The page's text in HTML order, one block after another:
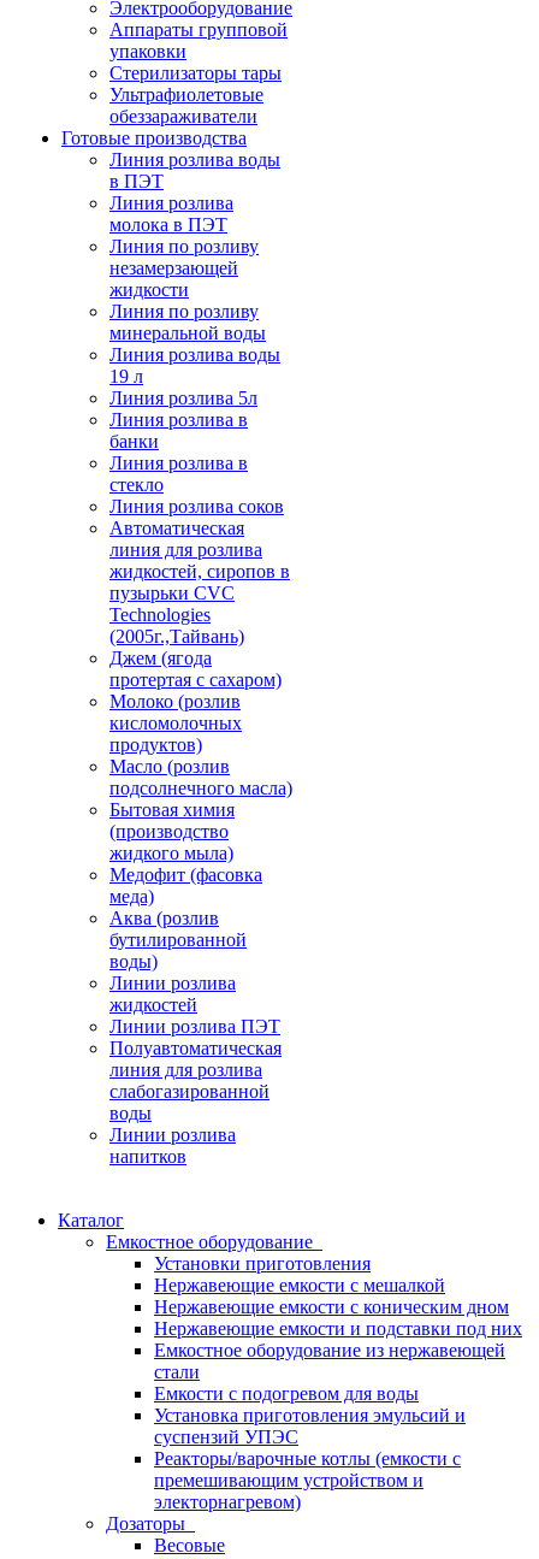
Электрооборудование
Аппараты групповой
упаковки
Стерилизаторы тары
Ультрафиолетовые
обеззараживатели
Готовые производства
Линия розлива воды
в ПЭТ
Линия розлива
молока в ПЭТ
Линия по розливу
незамерзающей
жидкости
Линия по розливу
минеральной воды
Линия розлива воды
19 л
Линия розлива 5л
Линия розлива в
банки
Линия розлива в
стекло
Линия розлива соков
Автоматическая
линия для розлива
жидкостей, сиропов в
пузырьки CVC
Technologies
(2005г.,Тайвань)
Джем (ягода
протертая с сахаром)
Молоко (розлив
кисломолочных
продуктов)
Масло (розлив
подсолнечного масла)
Бытовая химия
(производство
жидкого мыла)
Медофит (фасовка
меда)
Аква (розлив
бутилированной
воды)
Линии розлива
жидкостей
Линии розлива ПЭТ
Полуавтоматическая
линия для розлива
слабогазированной
воды
Линии розлива
напитков
Каталог
Емкостное оборудование
Установки приготовления
Нержавеющие емкости с мешалкой
Нержавеющие емкости с коническим дном
Нержавеющие емкости и подставки под них
Емкостное оборудование из нержавеющей
стали
Емкости с подогревом для воды
Установка приготовления эмульсий и
суспензий УПЭС
Реакторы/варочные котлы (емкости с
премешивающим устройством и
электорнагревом)
Дозаторы
Весовые